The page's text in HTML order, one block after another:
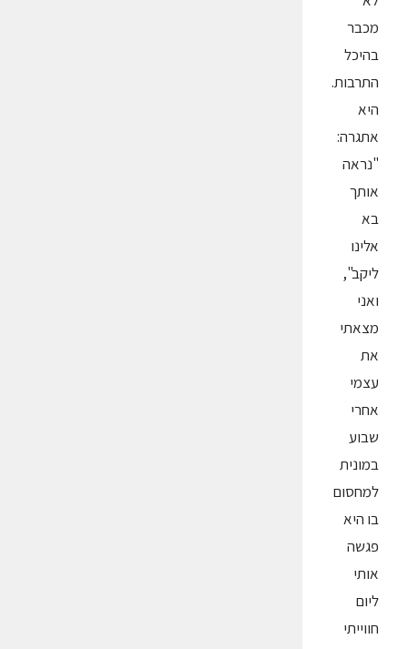
מכבר
בהיכל
התרבות.
היא
אתגרה:
"נראה
אותך
בא
אלינו
ליקב",
ואני
מצאתי
את
עצמי
אחרי
שבוע
במונית
למחסום
בו היא
פגשה
אותי
ליום
חווייתי